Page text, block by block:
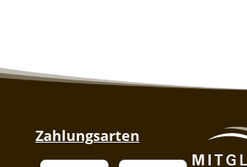
Zahlungsarten